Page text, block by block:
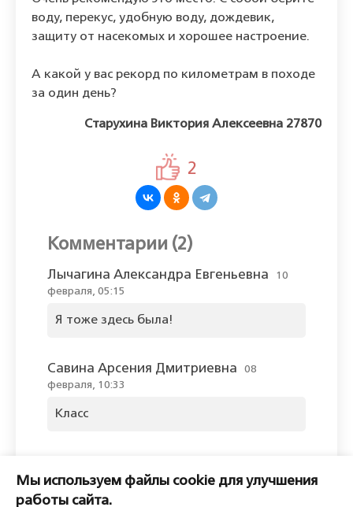
воду, перекус, удобную воду, дождевик,
защиту от насекомых и хорошее настроение.
А какой у вас рекорд по километрам в походе
за один день?
Старухина Виктория Алексеевна 27870
2
Комментарии (2)
Лычагина Александра Евгеньевна
10
февраля, 05:15
Я тоже здесь была!
Савина Арсения Дмитриевна
08
февраля, 10:33
Класс
Пожалуйста, войдите, чтобы
комментировать.
Мы используем файлы cookie для улучшения
работы сайта.